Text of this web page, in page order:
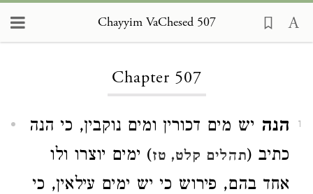
Chayyim VaChesed 507
Chapter 507
1 הנה יש מים דכורין ומים נוקבין, כי הנה
כתיב (תהלים קלט, טז) ימים יוצרו ולו
אחד בהם, פירוש כי יש ימים עילאין, כי